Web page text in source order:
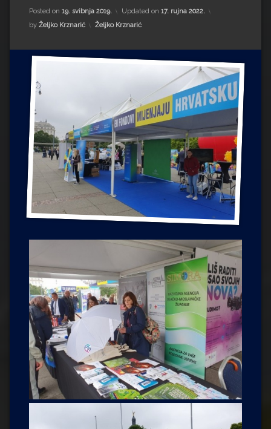
Drugi autori
Drugi autori
Matea Andrić
Ljiljana Lekanić-Kljaić
Željko Krznarić
Mario Lovreković
Miroslav Šantek
Posted on 19. svibnja 2019. Updated on 17. rujna 2022.
by Željko Krznarić Kategorije:
Željko Krznarić